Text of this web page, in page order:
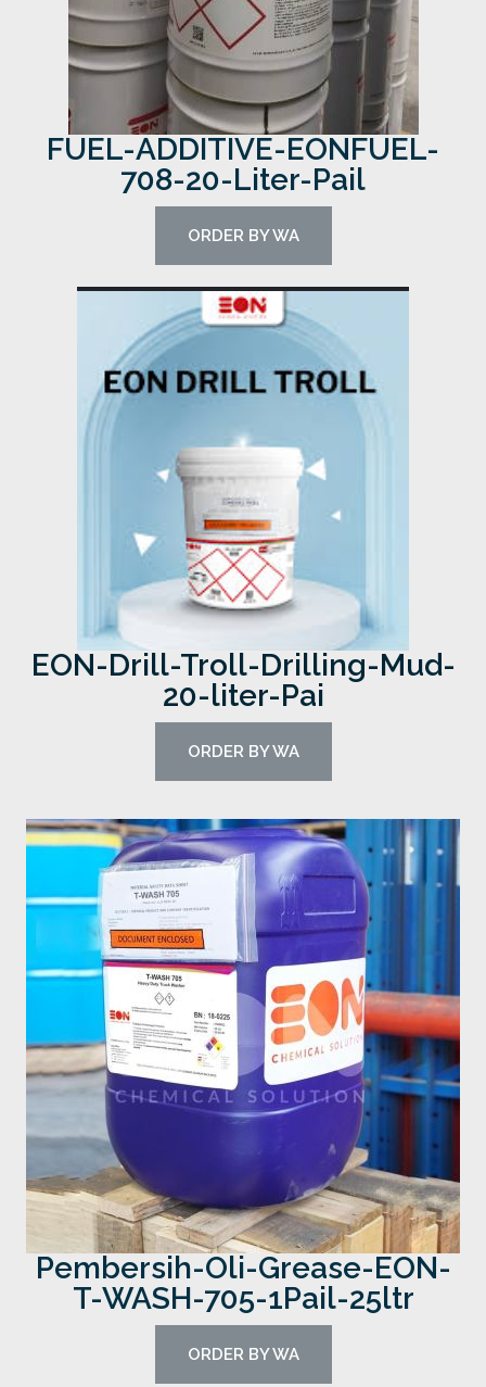
FUEL-ADDITIVE-EONFUEL-
708-20-Liter-Pail
ORDER BY WA
EON-Drill-Troll-Drilling-Mud-
20-liter-Pai
ORDER BY WA
Pembersih-Oli-Grease-EON-
T-WASH-705-1Pail-25ltr
ORDER BY WA